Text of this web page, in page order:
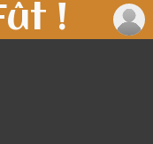
!